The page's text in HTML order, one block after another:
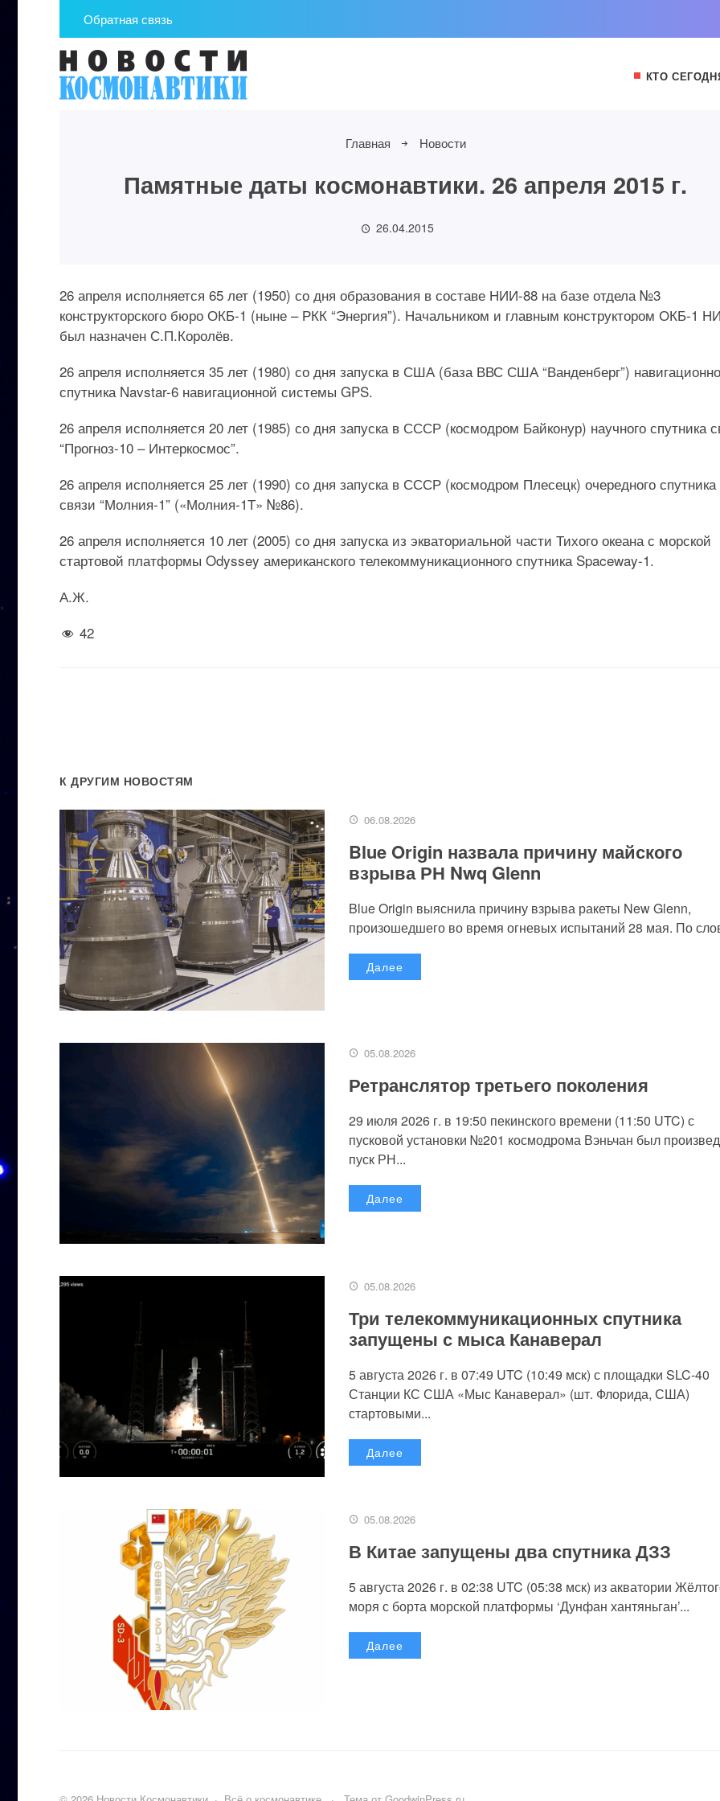
Обратная связь
КТО
Главная Новости
Памятные даты космонавтики. 26 апреля 2015 г.
26.04.2015
26 апреля исполняется 65 лет (1950) со дня образования в составе НИИ-88 на базе отдела №3
конструкторского бюро ОКБ-1 (ныне – РКК “Энергия”). Начальником и главным конструктором ОКБ-1
был назначен С.П.Королёв.
26 апреля исполняется 35 лет (1980) со дня запуска в США (база ВВС США “Ванденберг”)
спутника Navstar-6 навигационной системы GPS.
26 апреля исполняется 20 лет (1985) со дня запуска в СССР (космодром Байконур) научного спутника
“Прогноз-10 – Интеркосмос”.
26 апреля исполняется 25 лет (1990) со дня запуска в СССР (космодром Плесецк) очередного спутника
связи “Молния-1” («Молния-1Т» №86).
26 апреля исполняется 10 лет (2005) со дня запуска из экваториальной части Тихого океана с морской
стартовой платформы Odyssey американского телекоммуникационного спутника Spaceway-1.
А.Ж.
42
К ДРУГИМ НОВОСТЯМ
06.08.2026
Blue Origin назвала причину майского
взрыва РН Nwq Glenn
Blue Origin выяснила причину взрыва ракеты New Glenn,
произошедшего во время огневых испытаний 28 мая. По
Далее
05.08.2026
Ретранслятор третьего поколения
29 июля 2026 г. в 19:50 пекинского времени (11:50 UTC) с
пусковой установки №201 космодрома Вэньчан был
пуск РН...
Далее
05.08.2026
Три телекоммуникационных спутника
запущены с мыса Канаверал
5 августа 2026 г. в 07:49 UTC (10:49 мск) с площадки SLC-40
Станции КС США «Мыс Канаверал» (шт. Флорида, США)
стартовыми...
Далее
05.08.2026
В Китае запущены два спутника ДЗЗ
5 августа 2026 г. в 02:38 UTC (05:38 мск) из акватории
моря с борта морской платформы ‘Дунфан хантяньган’...
Далее